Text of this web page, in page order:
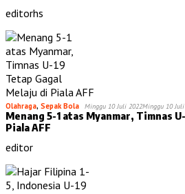
editorhs
Olahraga, Sepak Bola Minggu 10 Juli 2022Minggu 10
Menang 5-1 atas Myanmar, Timnas
Piala AFF
editor